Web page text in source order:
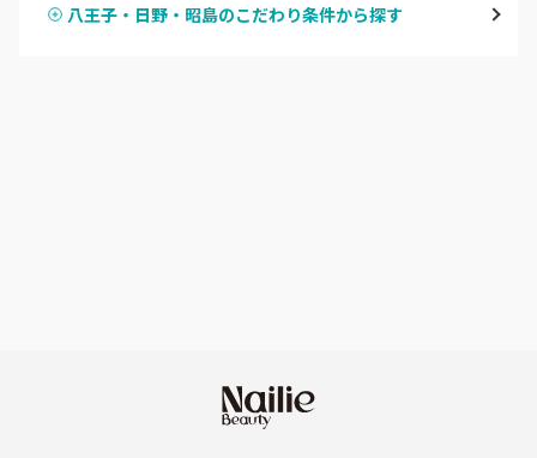
八王子・日野・昭島のこだわり条件から探す